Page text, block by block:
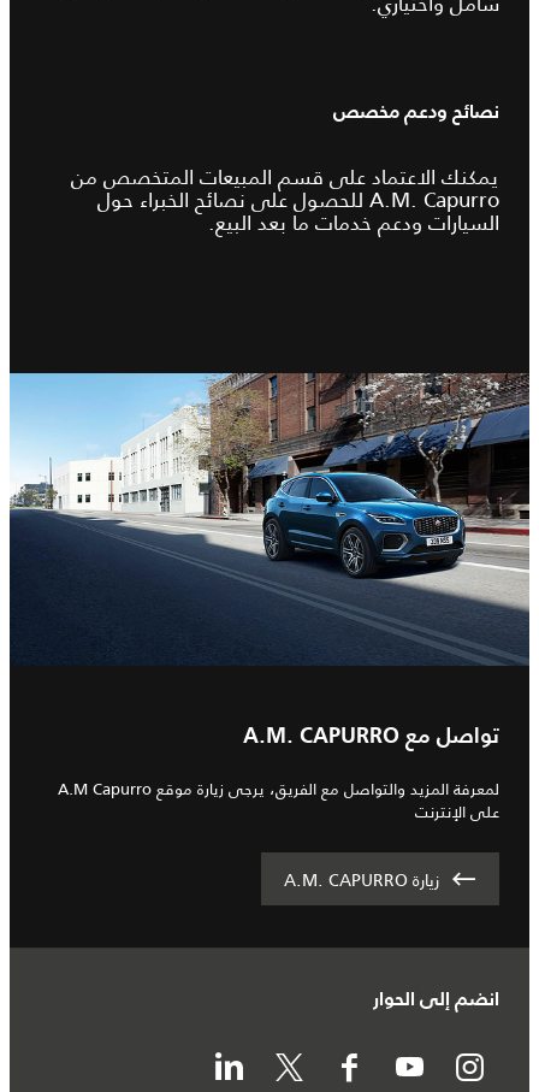
نصائح ودعم مخصص
يمكنك الاعتماد على قسم المبيعات المتخصص من
A.M.‎ Capurro للحصول على نصائح الخبراء حول
السيارات ودعم خدمات ما بعد البيع.
تواصل مع A.M.‎ CAPURRO
لمعرفة المزيد والتواصل مع الفريق، يرجى زيارة موقع A.M Capurro
على الإنترنت
زيارة A.M.‎ CAPURRO
انضم إلى الحوار